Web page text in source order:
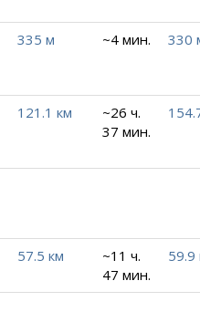
335 м ~4 мин. 330
121.1 км
~26 ч.
37 мин.
57.5 км
~11 ч.
47 мин.
59.9